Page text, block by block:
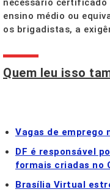
necessário certificado
ensino médio ou
os brigadistas, a
Quem leu isso
Vagas de emprego
DF é responsável
formais criadas no
Brasília Virtual